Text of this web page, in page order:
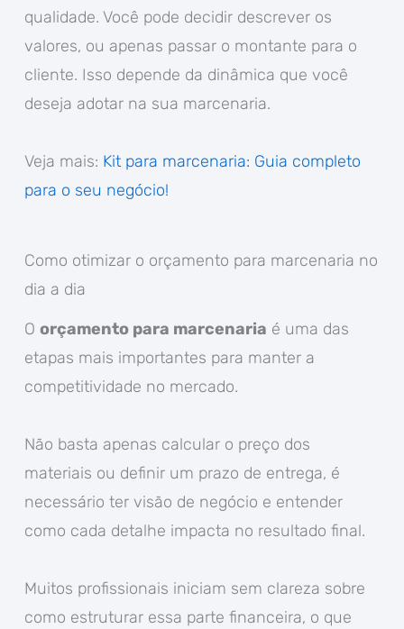
qualidade. Você pode decidir descrever os
valores, ou apenas passar o montante para o
cliente. Isso depende da dinâmica que você
deseja adotar na sua marcenaria.
Veja mais: Kit para marcenaria: Guia completo
para o seu negócio!
Como otimizar o orçamento para marcenaria no
dia a dia
O orçamento para marcenaria é uma das
etapas mais importantes para manter a
competitividade no mercado.
Não basta apenas calcular o preço dos
materiais ou definir um prazo de entrega, é
necessário ter visão de negócio e entender
como cada detalhe impacta no resultado final.
Muitos profissionais iniciam sem clareza sobre
como estruturar essa parte financeira, o que